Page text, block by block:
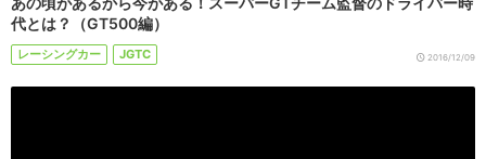
代とは？（GT500編）
レーシングカー JGTC 2016/12/09